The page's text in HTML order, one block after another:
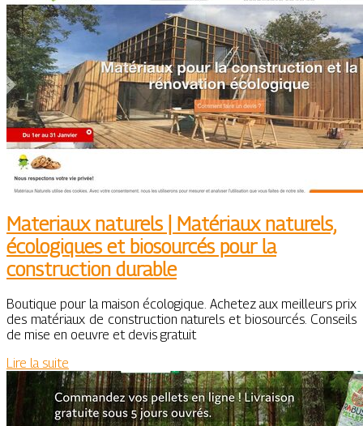
Materiaux naturels | Matériaux naturels,
écologiques et biosourcés pour la
construction durable
Boutique pour la maison écologique. Achetez aux meilleurs prix
des matériaux de construction naturels et biosourcés. Conseils
de mise en oeuvre et devis gratuit
Lire la suite